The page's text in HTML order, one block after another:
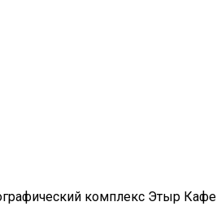
комплекс Этыр